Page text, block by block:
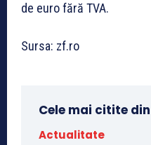
de euro fără TVA.
Sursa: zf.ro
Cele mai citite
Actualitate